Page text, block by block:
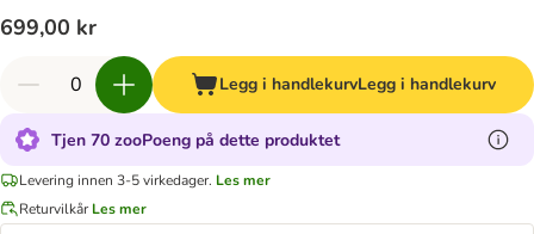
699,00 kr
Legg i handlekurvLegg i handlekurv
Tjen 70 zooPoeng på dette produktet
Levering innen 3-5 virkedager. Les mer
Returvilkår Les mer